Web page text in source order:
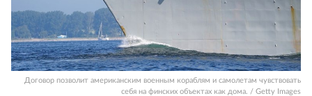
Договор позволит американским военным кораблям и самолетам чувствовать
себя на финских объектах как дома. / Getty Images